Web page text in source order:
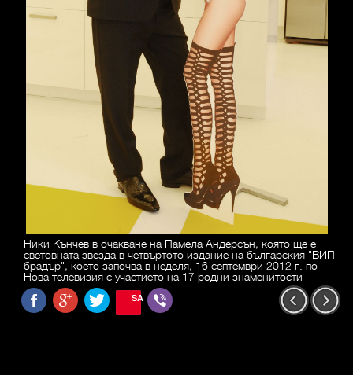
Ники Кънчев в очакване на Памела Андерсън, която ще е
световната звезда в четвъртото издание на българския "ВИП
брадър", което започва в неделя, 16 септември 2012 г. по
Нова телевизия с участието на 17 родни знаменитости
SAVE